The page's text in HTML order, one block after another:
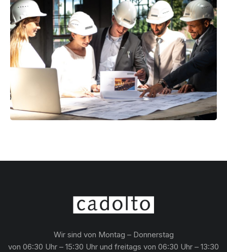
Wir sind von Montag – Donnerstag
von 06:30 Uhr – 15:30 Uhr und freitags von 06:30 Uhr – 13:30